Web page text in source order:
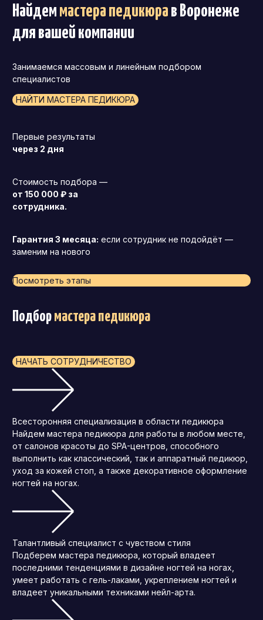
Найдем мастера педикюра в Воронеже
для вашей компании
Занимаемся массовым и линейным подбором
специалистов
НАЙТИ МАСТЕРА ПЕДИКЮРА
Первые результаты
через 2 дня
Стоимость подбора —
от 150 000 ₽ за
сотрудника.
Гарантия 3 месяца: если сотрудник не подойдёт —
заменим на нового
Посмотреть этапы
Подбормастера педикюра
НАЧАТЬ СОТРУДНИЧЕСТВО
Всесторонняя специализация в области педикюра
Найдем мастера педикюра для работы в любом месте,
от салонов красоты до SPA-центров, способного
выполнить как классический, так и аппаратный педикюр,
уход за кожей стоп, а также декоративное оформление
ногтей на ногах.
Талантливый специалист с чувством стиля
Подберем мастера педикюра, который владеет
последними тенденциями в дизайне ногтей на ногах,
умеет работать с гель-лаками, укреплением ногтей и
владеет уникальными техниками нейл-арта.